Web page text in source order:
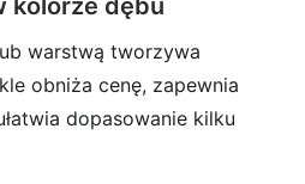
kolorze dębu
warstwą tworzywa
obniża cenę, zapewnia
dopasowanie kilku